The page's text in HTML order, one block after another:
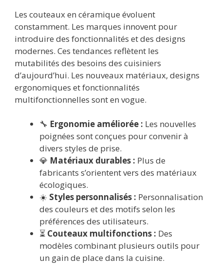
Les couteaux en céramique évoluent
constamment. Les marques innovent pour
introduire des fonctionnalités et des designs
modernes. Ces tendances reflètent les
mutabilités des besoins des cuisiniers
d’aujourd’hui. Les nouveaux matériaux, designs
ergonomiques et fonctionnalités
multifonctionnelles sont en vogue.
🔧 Ergonomie améliorée : Les nouvelles
poignées sont conçues pour convenir à
divers styles de prise.
💎 Matériaux durables : Plus de
fabricants s’orientent vers des matériaux
écologiques.
☀️ Styles personnalisés : Personnalisation
des couleurs et des motifs selon les
préférences des utilisateurs.
⏳ Couteaux multifonctions : Des
modèles combinant plusieurs outils pour
un gain de place dans la cuisine.